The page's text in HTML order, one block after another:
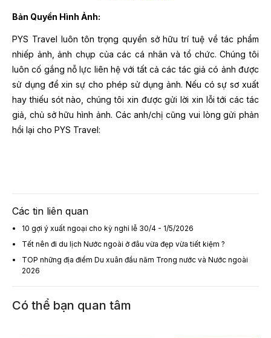
Bản Quyền Hình Ảnh:
PYS Travel luôn tôn trọng quyền sở hữu trí tuệ về tác phẩm
nhiếp ảnh, ảnh chụp của các cá nhân và tổ chức. Chúng tôi
luôn cố gắng nỗ lực liên hệ với tất cả các tác giả có ảnh được
sử dụng để xin sự cho phép sử dụng ảnh. Nếu có sự sơ xuất
hay thiếu sót nào, chúng tôi xin được gửi lời xin lỗi tới các tác
giả, chủ sở hữu hình ảnh. Các anh/chị cũng vui lòng gửi phản
hồi lại cho PYS Travel:
Các tin liên quan
10 gợi ý xuất ngoại cho kỳ nghỉ lễ 30/4 - 1/5/2026
Tết nên đi du lịch Nước ngoài ở đâu vừa đẹp vừa tiết kiệm ?
TOP những địa điểm Du xuân đầu năm Trong nước và Nước ngoài
2026
Có thể bạn quan tâm